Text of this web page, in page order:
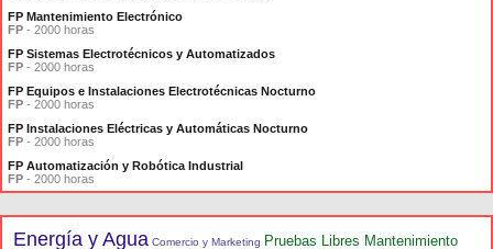
FP Mantenimiento Electrónico
FP - 2000 horas
FP Sistemas Electrotécnicos y Automatizados
FP - 2000 horas
FP Equipos e Instalaciones Electrotécnicas Nocturno
FP - 2000 horas
FP Instalaciones Eléctricas y Automáticas Nocturno
FP - 2000 horas
FP Automatización y Robótica Industrial
FP - 2000 horas
Energía y Agua Comercio y Marketing Pruebas Libres Mantenimiento